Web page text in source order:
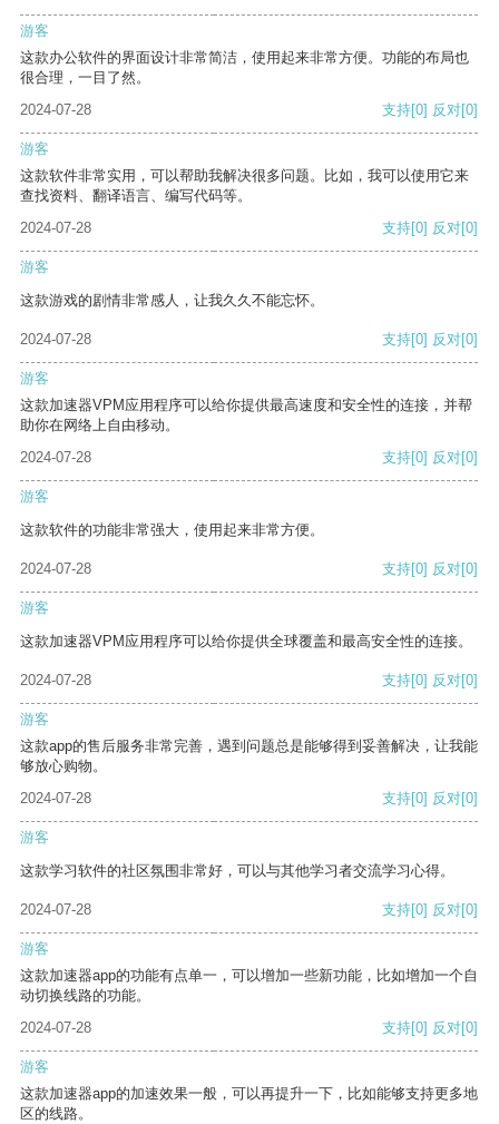
游客
这款办公软件的界面设计非常简洁，使用起来非常方便。功能的布局也
很合理，一目了然。
2024-07-28
支持[0] 反对[0]
游客
这款软件非常实用，可以帮助我解决很多问题。比如，我可以使用它来
查找资料、翻译语言、编写代码等。
2024-07-28
支持[0] 反对[0]
游客
这款游戏的剧情非常感人，让我久久不能忘怀。
2024-07-28 支持[0] 反对[0]
游客
这款加速器VPM应用程序可以给你提供最高速度和安全性的连接，并帮
助你在网络上自由移动。
2024-07-28
支持[0] 反对[0]
游客
这款软件的功能非常强大，使用起来非常方便。
2024-07-28 支持[0] 反对[0]
游客
这款加速器VPM应用程序可以给你提供全球覆盖和最高安全性的连接。
2024-07-28 支持[0] 反对[0]
游客
这款app的售后服务非常完善，遇到问题总是能够得到妥善解决，让我能
够放心购物。
2024-07-28
支持[0] 反对[0]
游客
这款学习软件的社区氛围非常好，可以与其他学习者交流学习心得。
2024-07-28 支持[0] 反对[0]
游客
这款加速器app的功能有点单一，可以增加一些新功能，比如增加一个自
动切换线路的功能。
2024-07-28
支持[0] 反对[0]
游客
这款加速器app的加速效果一般，可以再提升一下，比如能够支持更多地
区的线路。